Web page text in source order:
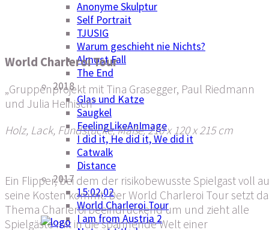
Anonyme Skulptur
Self Portrait
TJUSIG
Warum geschieht nie Nichts?
Almost Fall
The End
2018
Glas und Katze
Saugkel
FeelingLikeAnImage
I did it, He did it, We did it
Catwalk
Distance
2017
15:02,02
World Charleroi Tour
I am from Austria 2
World Charleroi Tour
„Gruppenprojekt mit Tina Grasegger, Paul Riedmann
und Julia Heinisch“
Holz, Lack, Fundstücke, Maße: 210 x 120 x 215 cm
Ein Flipper, bei dem der risikobewusste Spielgast voll
seine Kosten kommt. Der World Charleroi Tour setzt
Thema Charleroi beeindruckend um und zieht alle
Spielgäste mit in die spannende Welt einer